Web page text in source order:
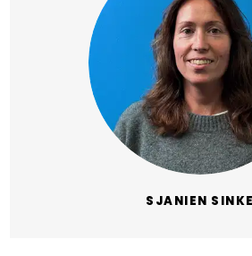
SJANIEN SINKE